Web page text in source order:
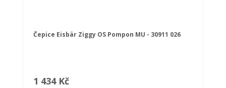
Čepice Eisbär Ziggy OS Pompon MU - 30911 026
1 434 Kč